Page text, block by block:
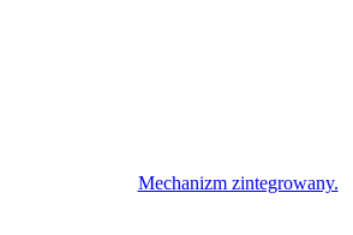
Mechanizm zintegrowany.